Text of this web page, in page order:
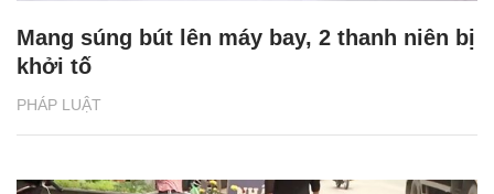
PHÁP LUẬT
Mang súng bút lên máy bay, 2 thanh niên bị
khởi tố